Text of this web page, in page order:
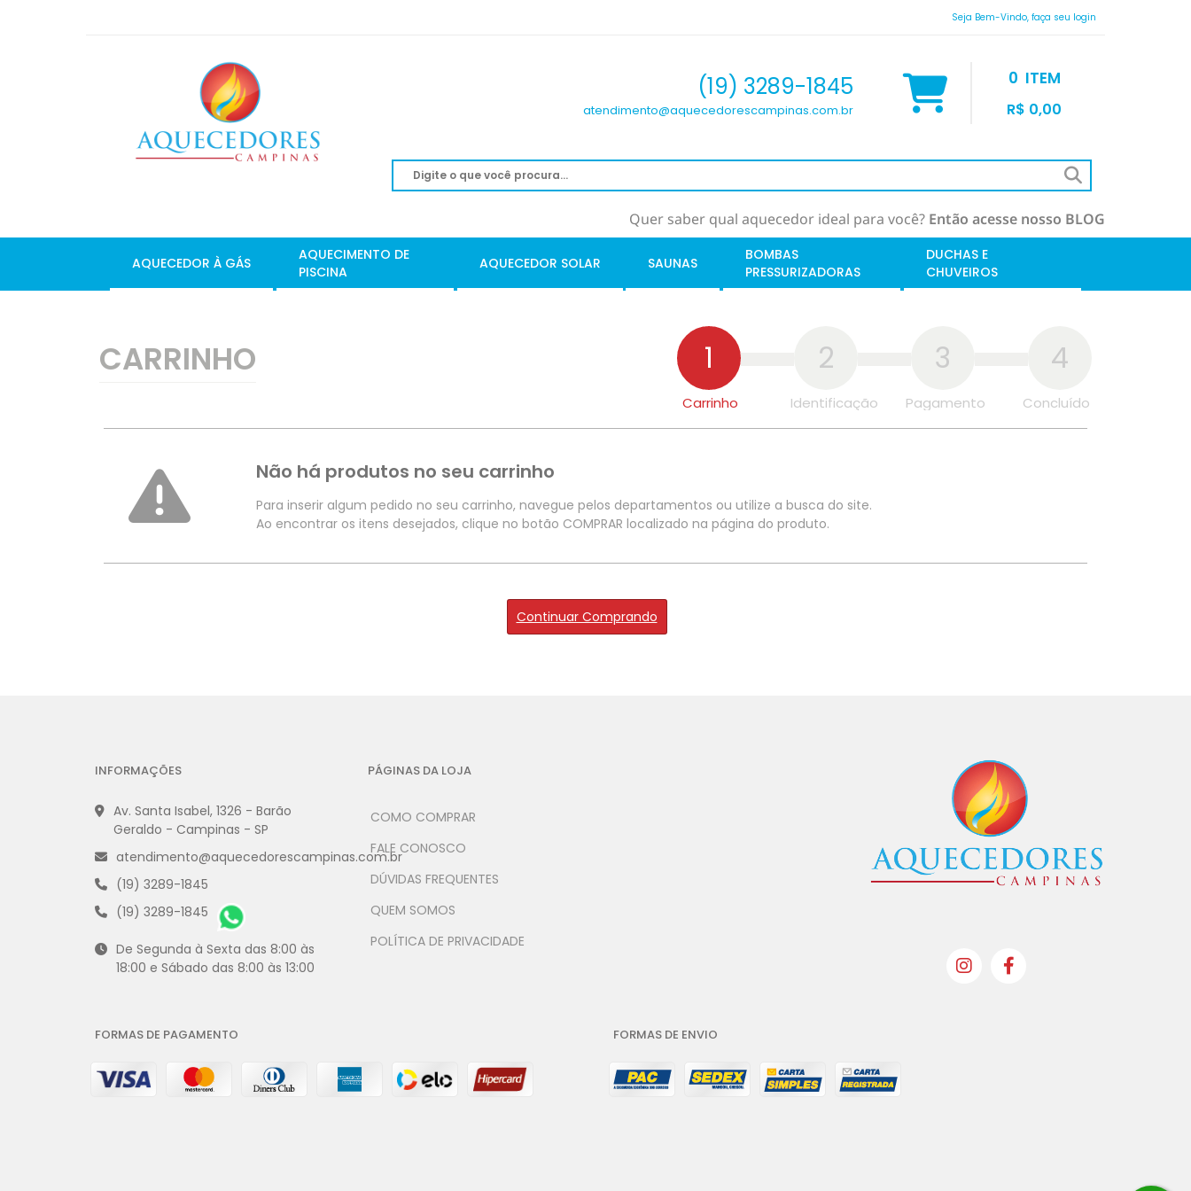
Seja Bem-Vindo, faça seu login
(19) 3289-1845
atendimento@aquecedorescampinas.com.br
0 ITEM
R$ 0,00
Quer saber qual aquecedor ideal para você? Então acesse nosso BLOG
AQUECEDOR À GÁS
AQUECIMENTO DE
PISCINA
AQUECEDOR SOLAR SAUNAS
BOMBAS
PRESSURIZADORAS
DUCHAS E
CHUVEIROS
CARRINHO 1 2 3 4
Carrinho Identificação Pagamento Concluído
Não há produtos no seu carrinho
Para inserir algum pedido no seu carrinho, navegue pelos departamentos ou utilize a busca do site.
Ao encontrar os itens desejados, clique no botão COMPRAR localizado na página do produto.
Continuar Comprando
INFORMAÇÕES
Av. Santa Isabel, 1326 - Barão
Geraldo - Campinas - SP
atendimento@aquecedorescampinas.com.br
(19) 3289-1845
(19) 3289-1845
De Segunda à Sexta das 8:00 às
18:00 e Sábado das 8:00 às 13:00
PÁGINAS DA LOJA
COMO COMPRAR
FALE CONOSCO
DÚVIDAS FREQUENTES
QUEM SOMOS
POLÍTICA DE PRIVACIDADE
FORMAS DE PAGAMENTO FORMAS DE ENVIO